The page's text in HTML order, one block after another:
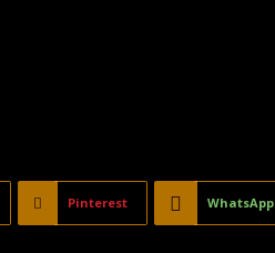
Pinterest WhatsApp